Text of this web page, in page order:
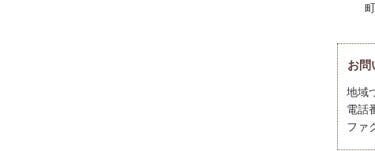
お問
地域
電話
ファ